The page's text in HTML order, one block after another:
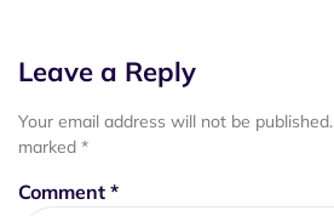
Leave a Reply
Your email address will not be published.
marked *
Comment *